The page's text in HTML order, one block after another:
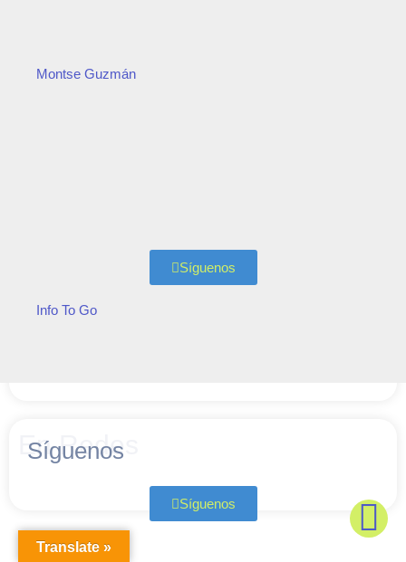
En Redes
Síguenos
Montse Guzmán
Síguenos
Info To Go
Síguenos
Zadig Velasco
Translate »